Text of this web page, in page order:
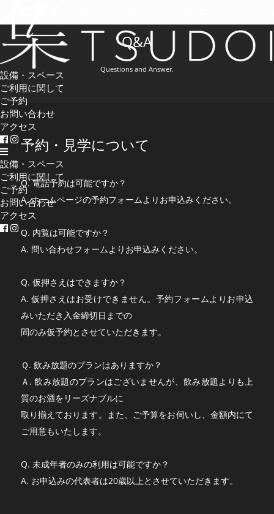
設備・スペース
ご利用に関して
ご予約
お問い合わせ
アクセス
設備・スペース
ご利用に関して
ご予約
お問い合わせ
アクセス
Q&A
Questions and Answer.
予約・見学について
Q. 電話予約は可能ですか？
A. ホームページの予約フォームよりお申込みください。
Q. 内覧は可能ですか？
A. 問い合わせフォームよりお申込みください。
Q. 仮押さえはできますか？
A. 仮押さえはお受けできません。予約フォームよりお申込
みいただき入金締切日までの
間のみ仮予約とさせていただきます。
Ｑ. 飲み放題のプランはありますか？
Ａ. 飲み放題のプランはございませんが、飲み放題よりも上
質のお酒をリーズナブルに
取り揃えております。また、ご予算をお伺いし、金額内にて
ご用意もいたします。
Q. 未成年者のみの利用は可能ですか？
A. お申込みの代表者は20歳以上とさせていただきます。